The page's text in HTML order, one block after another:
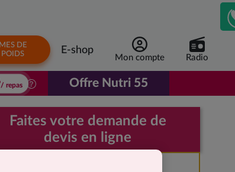
DE
POIDS
E-shop
Mon compte Radio
Offre Nutri 55
moitié prix. À partir de 1 euro 96 par repas, au
/ repas
Faites votre demande de
devis en ligne